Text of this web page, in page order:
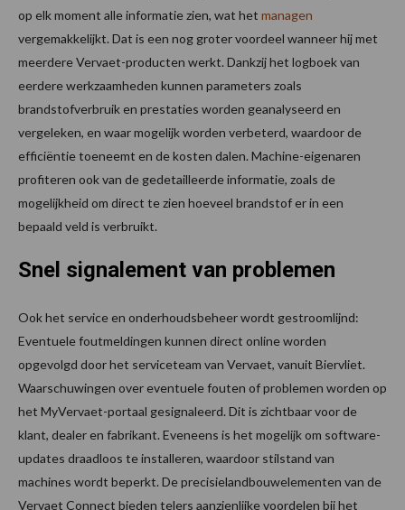
op elk moment alle informatie zien, wat het managen
vergemakkelijkt. Dat is een nog groter voordeel wanneer hij met
meerdere Vervaet-producten werkt. Dankzij het logboek van
eerdere werkzaamheden kunnen parameters zoals
brandstofverbruik en prestaties worden geanalyseerd en
vergeleken, en waar mogelijk worden verbeterd, waardoor de
efficiëntie toeneemt en de kosten dalen. Machine-eigenaren
profiteren ook van de gedetailleerde informatie, zoals de
mogelijkheid om direct te zien hoeveel brandstof er in een
bepaald veld is verbruikt.
Snel signalement van problemen
Ook het service en onderhoudsbeheer wordt gestroomlijnd:
Eventuele foutmeldingen kunnen direct online worden
opgevolgd door het serviceteam van Vervaet, vanuit Biervliet.
Waarschuwingen over eventuele fouten of problemen worden op
het MyVervaet-portaal gesignaleerd. Dit is zichtbaar voor de
klant, dealer en fabrikant. Eveneens is het mogelijk om software-
updates draadloos te installeren, waardoor stilstand van
machines wordt beperkt. De precisielandbouwelementen van de
Vervaet Connect bieden telers aanzienlijke voordelen bij het